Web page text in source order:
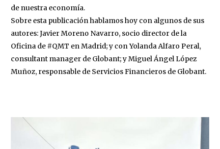
de nuestra economía.
Sobre esta publicación hablamos hoy con algunos de sus
autores: Javier Moreno Navarro, socio director de la
Oficina de #QMT en Madrid; y con Yolanda Alfaro Peral,
consultant manager de Globant; y Miguel Ángel López
Muñoz, responsable de Servicios Financieros de Globant.